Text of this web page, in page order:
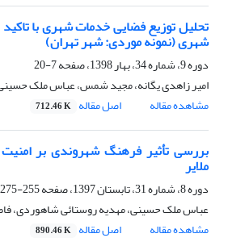
تحلیل توزیع فضایی خدمات شهری با
شهری (نمونه موردی: شهر تهران)
دوره 9، شماره 34، بهار 1398، صفحه
7-20
امیر زاهدی یگانه، مجید شمس، عباس ملک حسینی،
مشاهده مقاله
اصل مقاله 712.46 K
بررسی تأثیر فرهنگ شهروندی بر
ملایر
دوره 8، شماره 31، تابستان 1397، صفحه
255-275
عباس ملک حسینی، مهدیه روستائی شاهوردی،
مشاهده مقاله
اصل مقاله 890.46 K